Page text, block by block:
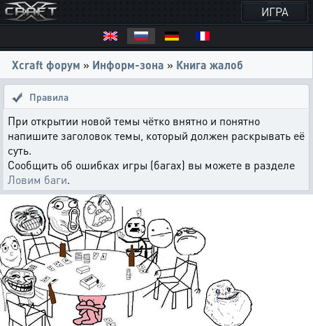
ИГРА
Xcraft форум » Информ-зона » Книга жалоб
Правила
При открытии новой темы чётко внятно и понятно
напишите заголовок темы, который должен раскрывать её
суть.
Сообщить об ошибках игры (багах) вы можете в разделе
Ловим баги.